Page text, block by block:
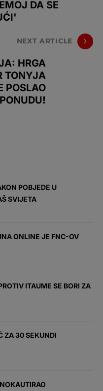
DA SE
NEXT ARTICLE
HRGA
TONYJA
POSLAO
PONUDU!
POBJEDE U
SVIJETA
ONLINE JE FNC-OV
ITAUME SE BORI ZA
ZA 30 SEKUNDI